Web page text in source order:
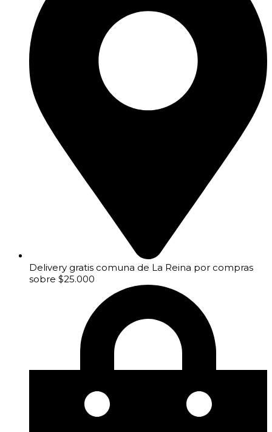
Delivery gratis comuna de La Reina por compras
sobre $25.000